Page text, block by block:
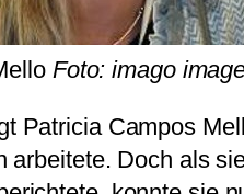
Foto: imago
Patricia Campos
arbeitete. Doch als